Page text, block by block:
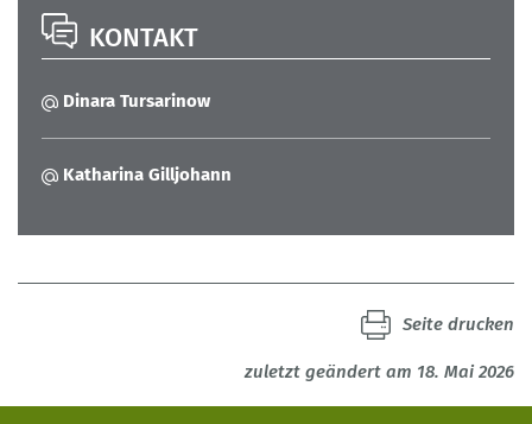
KONTAKT
Dinara Tursarinow
Katharina Gilljohann
zuletzt geändert am 18. Mai 2026
Seite drucken